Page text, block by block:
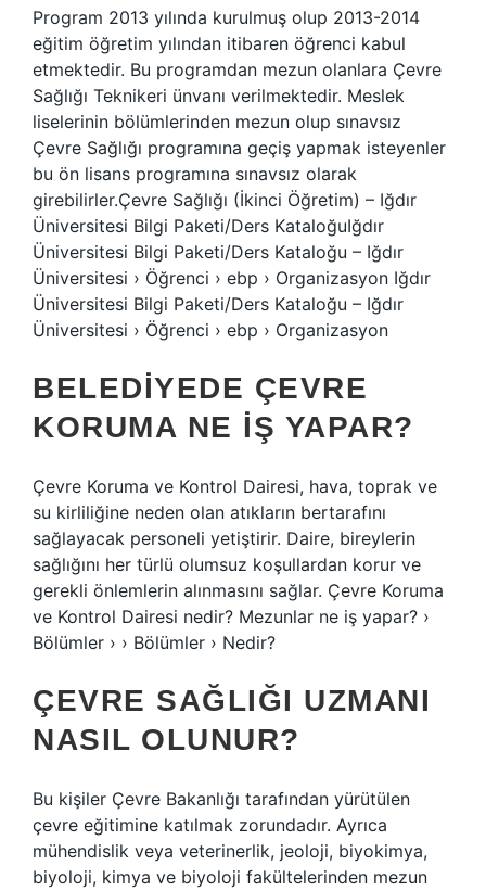
Program 2013 yılında kurulmuş olup 2013-2014
eğitim öğretim yılından itibaren öğrenci kabul
etmektedir. Bu programdan mezun olanlara Çevre
Sağlığı Teknikeri ünvanı verilmektedir. Meslek
liselerinin bölümlerinden mezun olup sınavsız
Çevre Sağlığı programına geçiş yapmak isteyenler
bu ön lisans programına sınavsız olarak
girebilirler.Çevre Sağlığı (İkinci Öğretim) – Iğdır
Üniversitesi Bilgi Paketi/Ders KataloğuIğdır
Üniversitesi Bilgi Paketi/Ders Kataloğu – Iğdır
Üniversitesi › Öğrenci › ebp › Organizasyon Iğdır
Üniversitesi Bilgi Paketi/Ders Kataloğu – Iğdır
Üniversitesi › Öğrenci › ebp › Organizasyon
BELEDIYEDE ÇEVRE
KORUMA NE IŞ YAPAR?
Çevre Koruma ve Kontrol Dairesi, hava, toprak ve
su kirliliğine neden olan atıkların bertarafını
sağlayacak personeli yetiştirir. Daire, bireylerin
sağlığını her türlü olumsuz koşullardan korur ve
gerekli önlemlerin alınmasını sağlar. Çevre Koruma
ve Kontrol Dairesi nedir? Mezunlar ne iş yapar? ›
Bölümler › › Bölümler › Nedir?
ÇEVRE SAĞLIĞI UZMANI
NASIL OLUNUR?
Bu kişiler Çevre Bakanlığı tarafından yürütülen
çevre eğitimine katılmak zorundadır. Ayrıca
mühendislik veya veterinerlik, jeoloji, biyokimya,
biyoloji, kimya ve biyoloji fakültelerinden mezun